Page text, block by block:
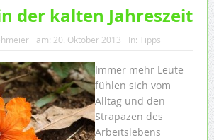
der kalten Jahreszeit
am: 20. Oktober 2013 In: Tipps
Immer mehr Leute
fühlen sich vom
Alltag und den
Strapazen des
Arbeitslebens